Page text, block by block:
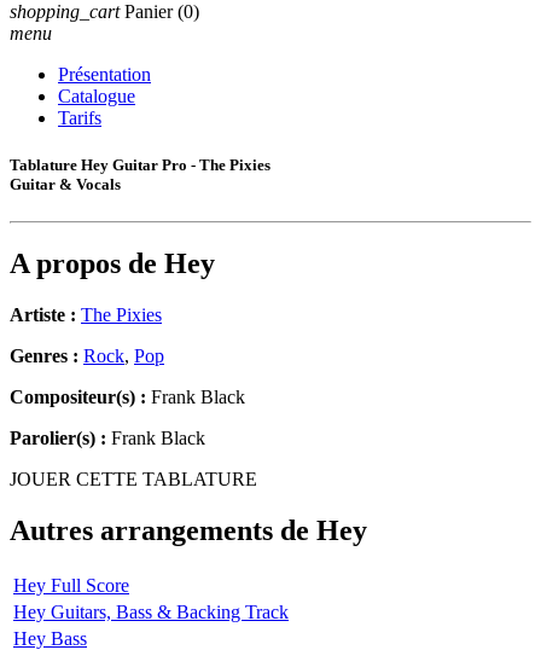
shopping_cart Panier (0)
menu
Présentation
Catalogue
Tarifs
Tablature Hey Guitar Pro - The Pixies
Guitar & Vocals
A propos de Hey
Artiste : The Pixies
Genres : Rock, Pop
Compositeur(s) : Frank Black
Parolier(s) : Frank Black
JOUER CETTE TABLATURE
Autres arrangements de Hey
Hey Full Score
Hey Guitars, Bass & Backing Track
Hey Bass